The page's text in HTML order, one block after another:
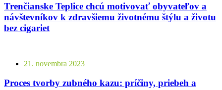
Trenčianske Teplice chcú motivovať obyvateľov a
návštevníkov k zdravšiemu životnému štýlu a životu
bez cigariet
21. novembra 2023
Proces tvorby zubného kazu: príčiny, priebeh a